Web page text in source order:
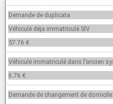
Demande de duplicata
Véhiculé déja immatriculé SIV
57.76 €
Véhiculé immatriculé dans l’ancien
6.76 €
Demande de changement de domicile